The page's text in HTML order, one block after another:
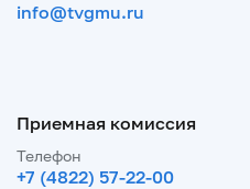
info@tvgmu.ru
Приемная комиссия
Телефон
+7 (4822) 57-22-00